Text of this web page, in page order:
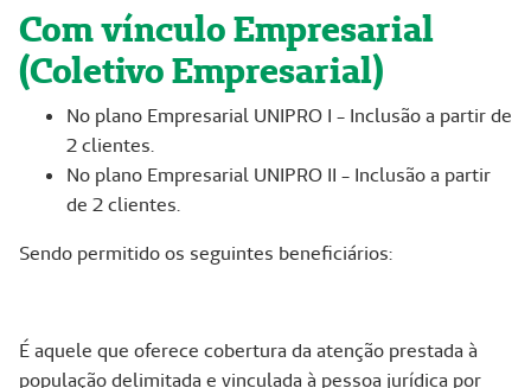
Com vínculo Empresarial
(Coletivo Empresarial)
No plano Empresarial UNIPRO I - Inclusão a partir de
2 clientes.
No plano Empresarial UNIPRO II - Inclusão a partir
de 2 clientes.
Sendo permitido os seguintes beneficiários:
É aquele que oferece cobertura da atenção prestada à
população delimitada e vinculada à pessoa jurídica por